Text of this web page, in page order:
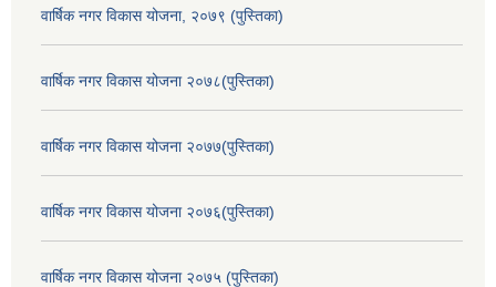
वार्षिक नगर विकास योजना, २०७९ (पुस्तिका)
वार्षिक नगर विकास योजना २०७८(पुस्तिका)
वार्षिक नगर विकास योजना २०७७(पुस्तिका)
वार्षिक नगर विकास योजना २०७६(पुस्तिका)
वार्षिक नगर विकास योजना २०७५ (पुस्तिका)